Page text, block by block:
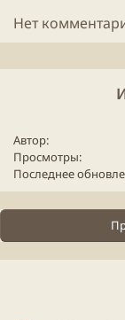
сопряжено со
Нет
Автор
Просмотры
Последнее